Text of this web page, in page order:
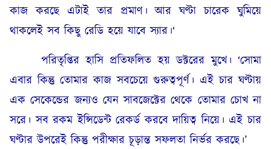
কাজ করছে এটাই তার প্রমাণ। আর ঘণ্টা চারেক ঘুমিয়ে
থাকলেই সব কিছু রেডি হয়ে যাবে স্যার।‘
পরিতৃপ্তির হাসি প্রতিফলিত হয় ডক্টরের মুখে। ‘সোমা
এবার কিন্তু তোমার কাজ সবচেয়ে গুরুত্বপূর্ণ। এই চার ঘণ্টায়
এক সেকেন্ডের জন্যও যেন সাবজেক্টের থেকে তোমার চোখ না
সরে। সব রকম ইন্সিডেন্ট রেকর্ড করবে দায়িত্ব নিয়ে। এই চার
ঘণ্টার উপরেই কিন্তু পরীক্ষার চূড়ান্ত সফলতা নির্ভর করছে।’